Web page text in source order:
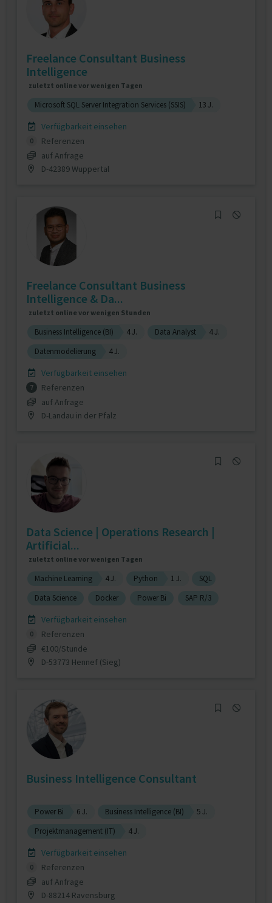
Freelance Consultant Business
Intelligence
zuletzt online vor wenigen Tagen
Microsoft SQL Server Integration Services (SSIS) 13 J.
Verfügbarkeit einsehen
0
Referenzen
auf Anfrage
D-42389 Wuppertal
Freelance Consultant Business
Intelligence & Da...
zuletzt online vor wenigen Stunden
Business Intelligence (BI) 4 J. Data Analyst
4 J.
Datenmodelierung
4 J.
Verfügbarkeit einsehen
7
Referenzen
auf Anfrage
D-Landau in der Pfalz
Data Science | Operations Research |
Artificial...
zuletzt online vor wenigen Tagen
Machine Learning 4 J. Python 1 J.
SQL
Data Science
Docker Power Bi SAP R/3
Verfügbarkeit einsehen
0
Referenzen
€100/Stunde
D-53773 Hennef (Sieg)
Business Intelligence Consultant
Power Bi 6 J. Business Intelligence (BI)
5 J.
Projektmanagement (IT)
4 J.
Verfügbarkeit einsehen
0
Referenzen
auf Anfrage
D-88214 Ravensburg